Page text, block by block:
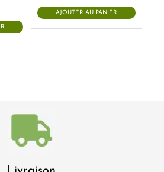
34.675 CFA.
AJOUTER AU PANIER